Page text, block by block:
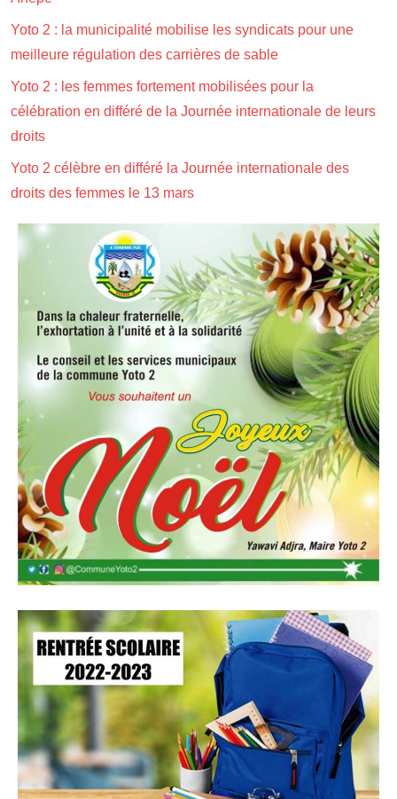
Yoto 2 : la municipalité mobilise les syndicats pour une
meilleure régulation des carrières de sable
Yoto 2 : les femmes fortement mobilisées pour la
célébration en différé de la Journée internationale de leurs
droits
Yoto 2 célèbre en différé la Journée internationale des
droits des femmes le 13 mars